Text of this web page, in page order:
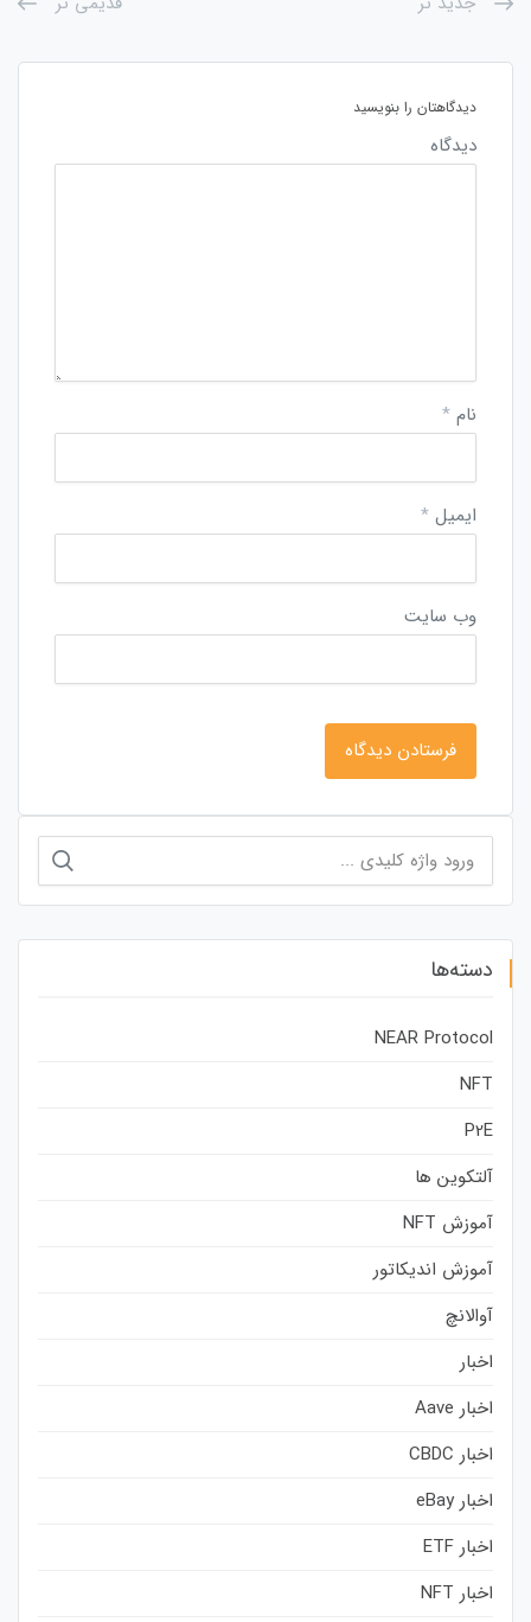
دیدگاهتان را بنویسید
دیدگاه
نام *
ایمیل *
وب‌ سایت
برای:
دسته‌ها
NEAR Protocol
NFT
P2E
آلتکوین ها
آموزش NFT
آموزش اندیکاتور
آوالانچ
اخبار
اخبار Aave
اخبار CBDC
اخبار eBay
اخبار ETF
اخبار NFT